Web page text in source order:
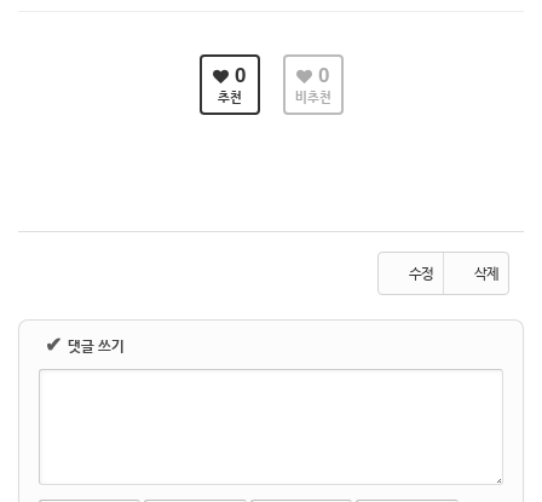
0
추천
0
비추천
수정 삭제
✔ 댓글 쓰기